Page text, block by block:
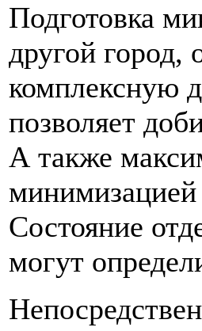
Подготовка
другой город,
комплексную
позволяет
А также
Состояние
могут